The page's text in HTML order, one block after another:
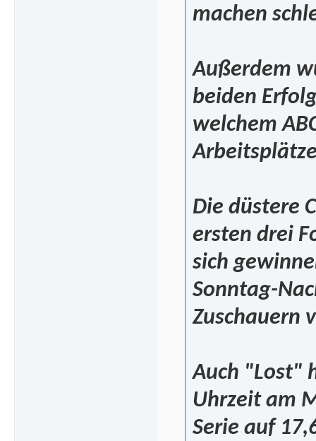
machen
Außerdem
beiden
welchem
Die düstere
ersten drei
sich
Sonntag-
Zuschauern
Auch "Lost"
Uhrzeit am
Serie auf